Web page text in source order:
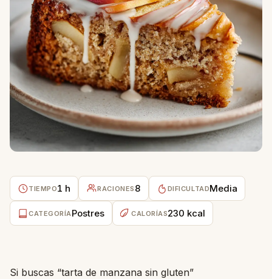
TIEMPO1 h RACIONES 8 DIFICULTADMedia
CATEGORÍA Postres CALORÍAS230 kcal
Si buscas “tarta de manzana sin gluten”